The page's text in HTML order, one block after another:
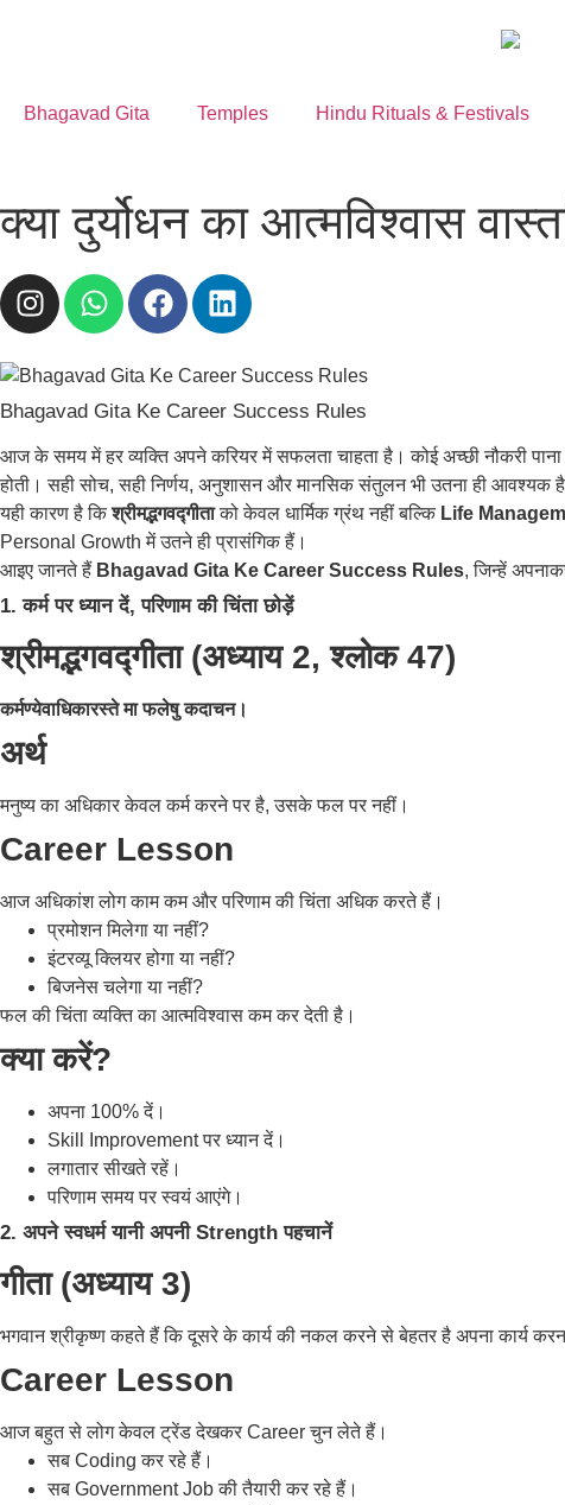
Bhagavad Gita Temples Hindu Rituals & Festivals
क्या दुर्योधन का आत्मविश्वास
Bhagavad Gita Ke Career Success Rules
आज के समय में हर व्यक्ति अपने करियर में सफलता चाहता है। कोई अच्छी नौकरी पाना
होती। सही सोच, सही निर्णय, अनुशासन और मानसिक संतुलन भी उतना ही आवश्यक
यही कारण है किश्रीमद्भगवद्गीताको केवल धार्मिक ग्रंथ नहीं बल्कि Life
Personal Growth में उतने ही प्रासंगिक हैं।
आइए जानते हैं Bhagavad Gita Ke Career Success Rules, जिन्हें
1. कर्म पर ध्यान दें, परिणाम की चिंता छोड़ें
श्रीमद्भगवद्गीता (अध्याय 2, श्लोक 47)
कर्मण्येवाधिकारस्ते मा फलेषु कदाचन।
अर्थ
मनुष्य का अधिकार केवल कर्म करने पर है, उसके फल पर नहीं।
Career Lesson
आज अधिकांश लोग काम कम और परिणाम की चिंता अधिक करते हैं।
प्रमोशन मिलेगा या नहीं?
इंटरव्यू क्लियर होगा या नहीं?
बिजनेस चलेगा या नहीं?
फल की चिंता व्यक्ति का आत्मविश्वास कम कर देती है।
क्या करें?
अपना 100% दें।
Skill Improvement पर ध्यान दें।
लगातार सीखते रहें।
परिणाम समय पर स्वयं आएंगे।
2. अपने स्वधर्म यानी अपनी Strength पहचानें
गीता (अध्याय 3)
भगवान श्रीकृष्ण कहते हैं कि दूसरे के कार्य की नकल करने से बेहतर है अपना कार्य
Career Lesson
आज बहुत से लोग केवल ट्रेंड देखकर Career चुन लेते हैं।
सब Coding कर रहे हैं।
सब Government Job की तैयारी कर रहे हैं।